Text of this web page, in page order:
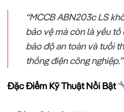
“MCCB ABN203c LS
bảo vệ mà còn là yếu tố
bảo độ an toàn và tuổi
thống điện công nghiệp.”
Đặc Điểm Kỹ Thuật Nổi Bật